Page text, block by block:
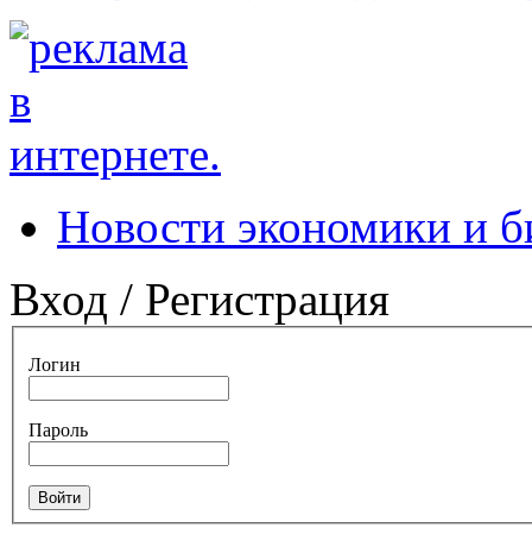
Новости экономики и
Вход / Регистрация
Логин
Пароль